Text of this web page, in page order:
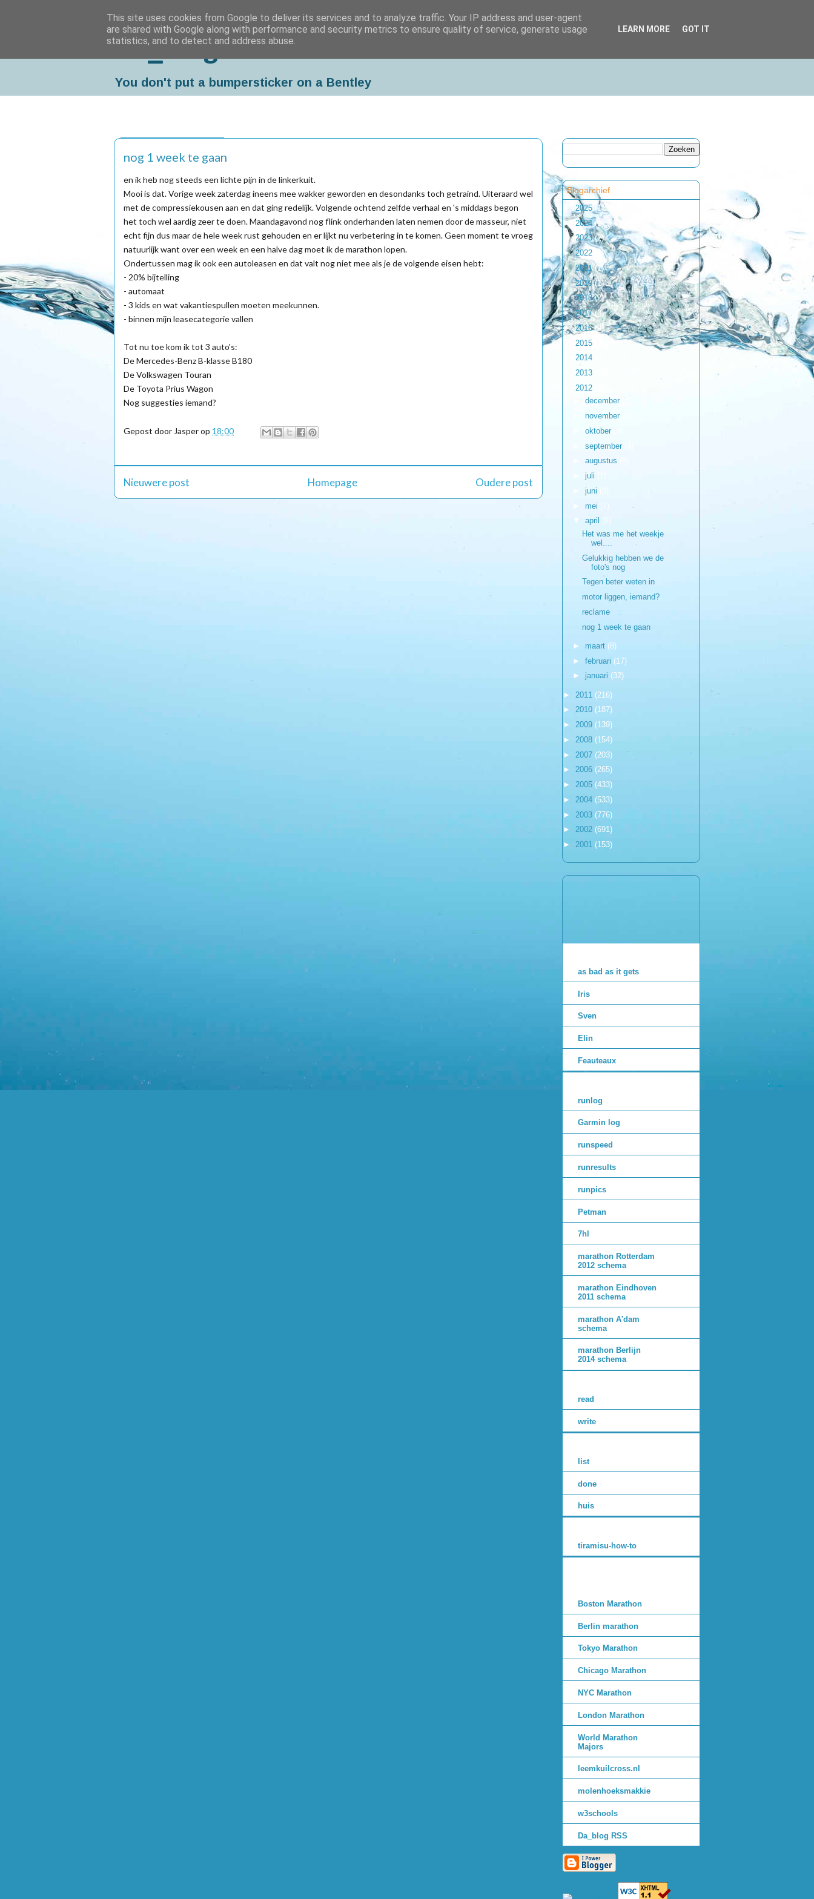
Da_Blog
You don't put a bumpersticker on a Bentley
nog 1 week te gaan
en ik heb nog steeds een lichte pijn in de linkerkuit.
Mooi is dat. Vorige week zaterdag ineens mee wakker geworden en desondanks toch getraind. Uiteraard wel
met de compressiekousen aan en dat ging redelijk. Volgende ochtend zelfde verhaal en 's middags begon
het toch wel aardig zeer te doen. Maandagavond nog flink onderhanden laten nemen door de masseur, niet
echt fijn dus maar de hele week rust gehouden en er lijkt nu verbetering in te komen. Geen moment te vroeg
natuurlijk want over een week en een halve dag moet ik de marathon lopen.
Ondertussen mag ik ook een autoleasen en dat valt nog niet mee als je de volgende eisen hebt:
- 20% bijtelling
- automaat
- 3 kids en wat vakantiespullen moeten meekunnen.
- binnen mijn leasecategorie vallen
Tot nu toe kom ik tot 3 auto's:
De Mercedes-Benz B-klasse B180
De Volkswagen Touran
De Toyota Prius Wagon
Nog suggesties iemand?
Gepost door Jasperop 18:00
Nieuwere post Oudere post
Homepage
Blogarchief
2025 (1)
► 2024(1)
►2023(2)
►2022
(1)
►2021(1)
►2019(1)
►2018(2)
►2017(3)
►2016(9)
2015
2014
2013
2012
december
november
oktober
september
augustus
juli
juni
mei
▼ april (6)
Het was me het weekje
wel....
Gelukkig hebben we de
foto's nog
Tegen beter weten in
motor liggen, iemand?
reclame
nog 1 week te gaan
► maart (8)
► februari (17)
► januari (32)
► 2011 (216)
► 2010 (187)
► 2009 (139)
► 2008 (154)
► 2007 (203)
► 2006 (265)
► 2005 (433)
► 2004 (533)
► 2003 (776)
► 2002 (691)
► 2001 (153)
as bad as it gets
Iris
Sven
Elin
Feauteaux
runlog
Garmin log
runspeed
runresults
runpics
Petman
7hl
marathon Rotterdam
2012 schema
marathon Eindhoven
2011 schema
marathon A'dam
schema
marathon Berlijn
2014 schema
read
write
list
done
huis
tiramisu-how-to
Boston Marathon
Berlin marathon
Tokyo Marathon
Chicago Marathon
NYC Marathon
London Marathon
World Marathon
Majors
leemkuilcross.nl
molenhoeksmakkie
w3schools
Da_blog RSS
This site uses cookies from Google to deliver its services and to analyze traffic. Your IP address and user-agent
are shared with Google along with performance and security metrics to ensure quality of service, generate usage
statistics, and to detect and address abuse.
LEARN MORE GOT IT